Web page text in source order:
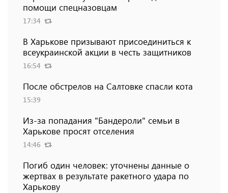
помощи спецназовцам
17:34
В Харькове призывают присоединиться к
всеукраинской акции в честь защитников
16:54
После обстрелов на Салтовке спасли кота
15:39
Из-за попадания "Бандероли" семьи в
Харькове просят отселения
14:46
Погиб один человек: уточнены данные о
жертвах в результате ракетного удара по
Харькову